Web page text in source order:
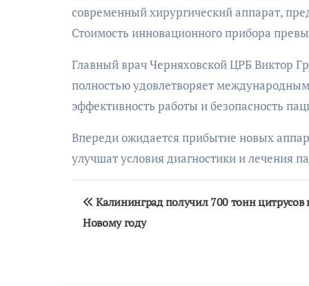
современный хирургический аппарат,
Стоимость инновационного прибора
Главный врач Черняховской ЦРБ Виктор
полностью удовлетворяет
эффективность работы и безопасность
Впереди ожидается прибытие новых
улучшат условия диагностики и лечения
Навигация
по
Калининград получил 700 тонн цитрусов
Новому году